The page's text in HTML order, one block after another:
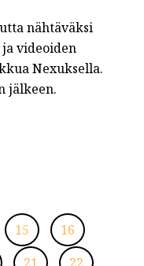
nähtäväksi
videoiden
Nexuksella.
jälkeen.
15
16